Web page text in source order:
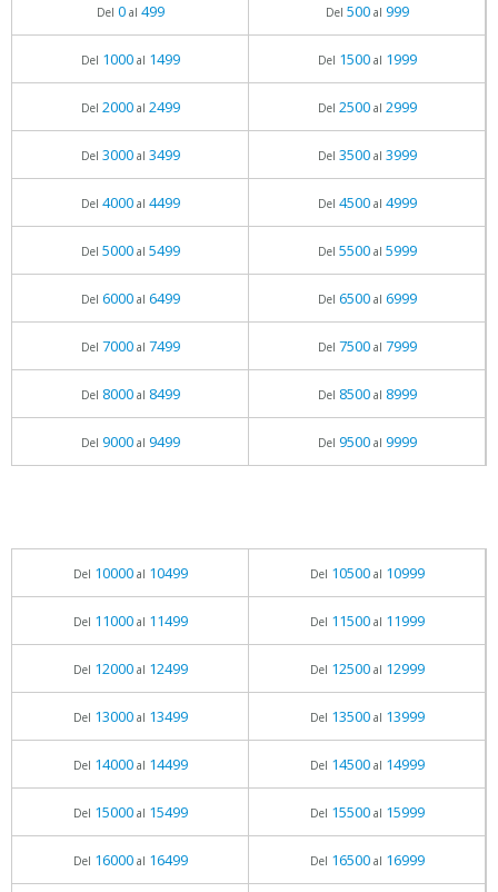
Del 0al 499 Del 500al 999
Del 1000al 1499 Del 1500al 1999
Del 2000al 2499 Del 2500al 2999
Del 3000al 3499 Del 3500al 3999
Del 4000al 4499 Del 4500al 4999
Del 5000al 5499 Del 5500al 5999
Del 6000al 6499 Del 6500al 6999
Del 7000al 7499 Del 7500al 7999
Del 8000al 8499 Del 8500al 8999
Del 9000al 9499 Del 9500al 9999
Del 10000al 10499 Del 10500al 10999
Del 11000al 11499 Del 11500al 11999
Del 12000al 12499 Del 12500al 12999
Del 13000al 13499 Del 13500al 13999
Del 14000al 14499 Del 14500al 14999
Del 15000al 15499 Del 15500al 15999
Del 16000al 16499 Del 16500al 16999